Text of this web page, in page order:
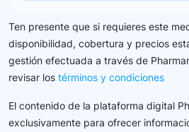
Ten presente que si requieres este
disponibilidad, cobertura y precios
gestión efectuada a través de
revisar los términos y condiciones
El contenido de la plataforma digital
exclusivamente para ofrecer